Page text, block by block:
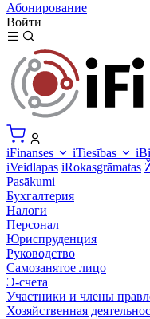
Абонирование
Войти
iFinanses iTiesības
iVeidlapas iRokasgrāmatas
Pasākumi
Бухгалтерия
Налоги
Персонал
Юриспруденция
Руководство
Самозанятое лицо
Э-счета
Участники и члены
Хозяйственная